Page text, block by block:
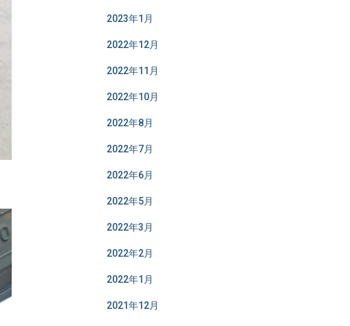
2023年1月
2022年12月
2022年11月
2022年10月
2022年8月
2022年7月
2022年6月
2022年5月
2022年3月
2022年2月
2022年1月
2021年12月